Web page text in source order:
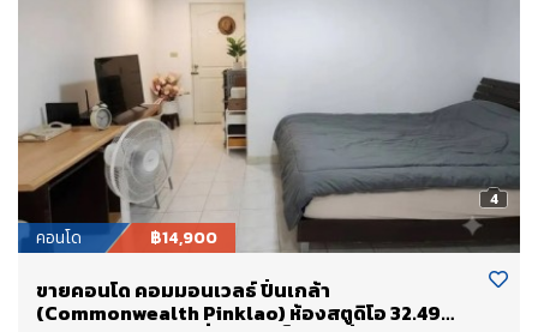
4
คอนโด ฿14,900
ขายคอนโด คอมมอนเวลธ์ ปิ่นเกล้า
(Commonwealth Pinklao) ห้องสตูดิโอ 32.49